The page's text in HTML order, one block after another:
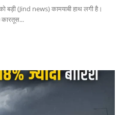
बड़ी (Jind news) कामयाबी हाथ लगी है।
कारतूस...